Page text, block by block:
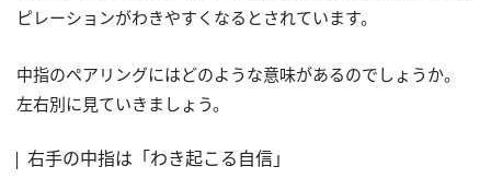
ピレーションがわきやすくなるとされています。
中指のペアリングにはどのような意味があるのでしょうか。
左右別に見ていきましょう。
右手の中指は「わき起こる自信」